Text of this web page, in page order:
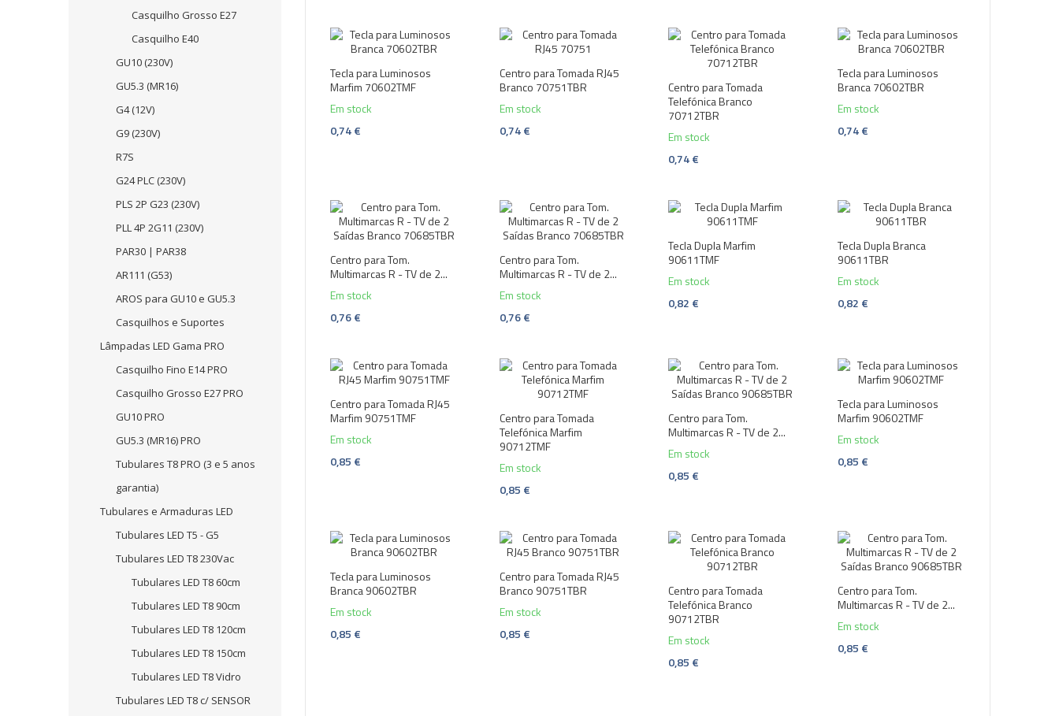
Casquilho Grosso E27
Casquilho E40
GU10 (230V)
GU5.3 (MR16)
G4 (12V)
G9 (230V)
R7S
G24 PLC (230V)
PLS 2P G23 (230V)
PLL 4P 2G11 (230V)
PAR30 | PAR38
AR111 (G53)
AROS para GU10 e GU5.3
Casquilhos e Suportes
Lâmpadas LED Gama PRO
Casquilho Fino E14 PRO
Casquilho Grosso E27 PRO
GU10 PRO
GU5.3 (MR16) PRO
Tubulares T8 PRO (3 e 5 anos
garantia)
Tubulares e Armaduras LED
Tubulares LED T5 - G5
Tubulares LED T8 230Vac
Tubulares LED T8 60cm
Tubulares LED T8 90cm
Tubulares LED T8 120cm
Tubulares LED T8 150cm
Tubulares LED T8 Vidro
Tubulares LED T8 c/ SENSOR
Tecla para Luminosos
Marfim 70602TMF
Em stock
0,74 €
Centro para Tomada RJ45
Branco 70751TBR
Em stock
0,74 €
Centro para Tomada
Telefónica Branco
70712TBR
Em stock
0,74 €
Tecla para Luminosos
Branca 70602TBR
Em stock
0,74 €
Centro para Tom.
Multimarcas R - TV de 2...
Em stock
0,76 €
Centro para Tom.
Multimarcas R - TV de 2...
Em stock
0,76 €
Tecla Dupla Marfim
90611TMF
Em stock
0,82 €
Tecla Dupla Branca
90611TBR
Em stock
0,82 €
Centro para Tomada RJ45
Marfim 90751TMF
Em stock
0,85 €
Centro para Tomada
Telefónica Marfim
90712TMF
Em stock
0,85 €
Centro para Tom.
Multimarcas R - TV de 2...
Em stock
0,85 €
Tecla para Luminosos
Marfim 90602TMF
Em stock
0,85 €
Tecla para Luminosos
Branca 90602TBR
Em stock
0,85 €
Centro para Tomada RJ45
Branco 90751TBR
Em stock
0,85 €
Centro para Tomada
Telefónica Branco
90712TBR
Em stock
0,85 €
Centro para Tom.
Multimarcas R - TV de 2...
Em stock
0,85 €